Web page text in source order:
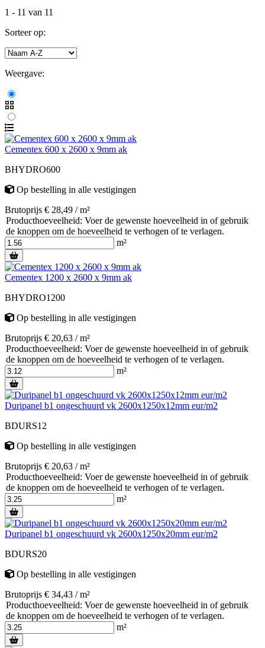
1 - 11 van 11
Sorteer op:
Weergave:
Cementex 600 x 2600 x 9mm ak
BHYDRO600
Op bestelling in alle vestigingen
Brutoprijs € 28,49 / m²
Producthoeveelheid: Voer de gewenste hoeveelheid in of gebruik
de knoppen om de hoeveelheid te verhogen of te verlagen.
m²
Cementex 1200 x 2600 x 9mm ak
BHYDRO1200
Op bestelling in alle vestigingen
Brutoprijs € 20,63 / m²
Producthoeveelheid: Voer de gewenste hoeveelheid in of gebruik
de knoppen om de hoeveelheid te verhogen of te verlagen.
m²
Duripanel b1 ongeschuurd vk 2600x1250x12mm eur/m2
BDURS12
Op bestelling in alle vestigingen
Brutoprijs € 20,63 / m²
Producthoeveelheid: Voer de gewenste hoeveelheid in of gebruik
de knoppen om de hoeveelheid te verhogen of te verlagen.
m²
Duripanel b1 ongeschuurd vk 2600x1250x20mm eur/m2
BDURS20
Op bestelling in alle vestigingen
Brutoprijs € 34,43 / m²
Producthoeveelheid: Voer de gewenste hoeveelheid in of gebruik
de knoppen om de hoeveelheid te verhogen of te verlagen.
m²